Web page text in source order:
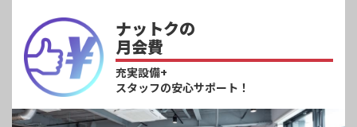
ナットクの
月会費
充実設備+
スタッフの安心サポート！